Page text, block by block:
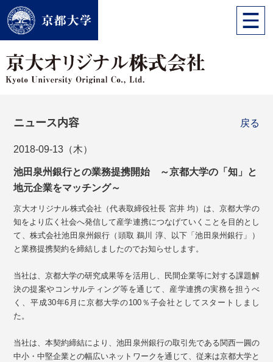
ニュース内容 戻る
2018-09-13（木）
池田泉州銀行との業務提携開始 ～京都大学の「知」と
地元企業をマッチング～
京大オリジナル株式会社（代表取締役社長 宮井 均）は、京都大学の
知をより広く社会へ発信して産学連携につなげていくことを目的とし
て、株式会社池田泉州銀行（頭取 鵜川 淳、以下「池田泉州銀行」）
と業務提携契約を締結しましたのでお知らせします。
当社は、京都大学の研究成果等を活用し、民間企業等に対する課題解
決の提案やコンサルティング等を通じて、産学連携の実務を担うべ
く、平成30年6月に京都大学の100％子会社としてスタートしまし
た。
当社は、本契約締結により、池田泉州銀行の取引先である関西一圓の
中小・中堅企業との幅広いネットワークを通じて、従来は京都大学と